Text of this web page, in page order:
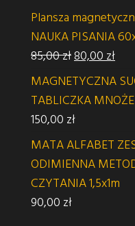
Plansza
NAUKA PISANIA
85,00złPierwotna
80,00 zł
MAGNETYCZNA
TABLICZKA
150,00 zł
MATA ALFABET
ODIMIENNA
CZYTANIA 1,5x1m
90,00 zł